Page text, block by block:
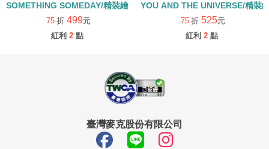
SOMETHING SOMEDAY/精裝繪本
75 折 499元
紅利 2 點
YOU AND THE UNIVERSE/精裝
75 折 525元
紅利 2 點
臺灣麥克股份有限公司